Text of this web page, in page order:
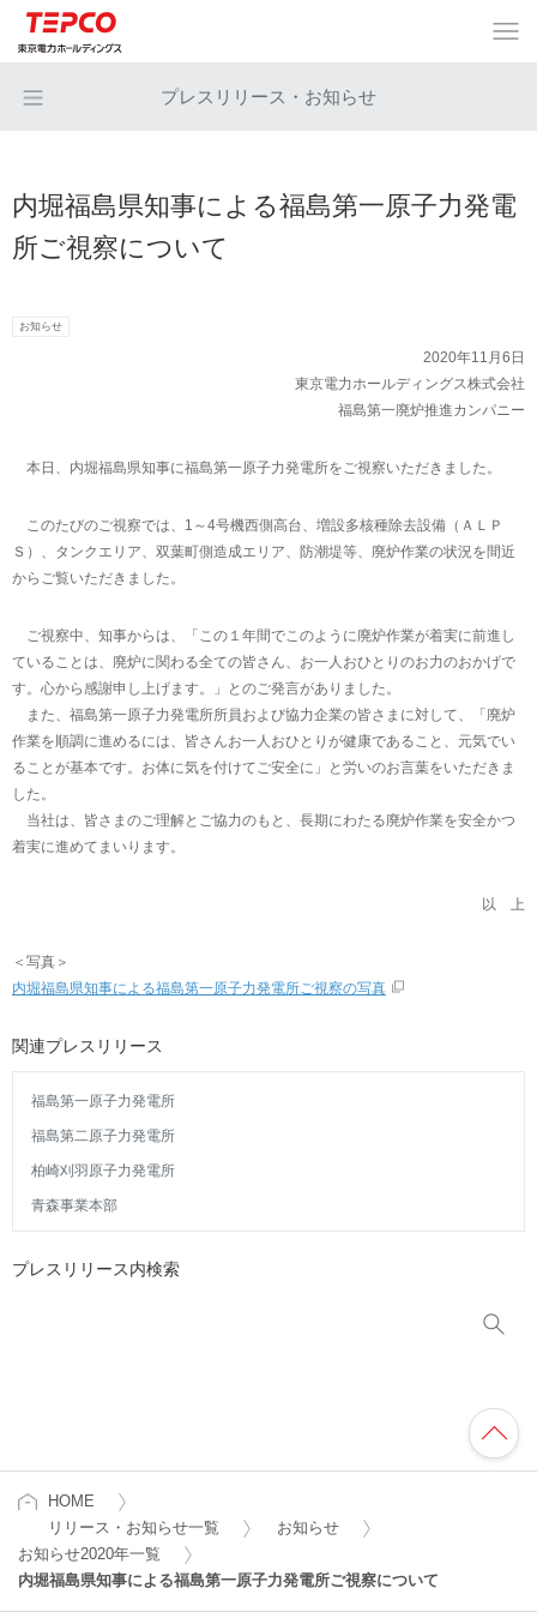
プレスリリース・お知らせ
内堀福島県知事による福島第一原子力発電
所ご視察について
お知らせ
2020年11月6日
東京電力ホールディングス株式会社
福島第一廃炉推進カンパニー
本日、内堀福島県知事に福島第一原子力発電所をご視察いただきました。
このたびのご視察では、1～4号機西側高台、増設多核種除去設備（ＡＬＰ
Ｓ）、タンクエリア、双葉町側造成エリア、防潮堤等、廃炉作業の状況を間近
からご覧いただきました。
ご視察中、知事からは、「この１年間でこのように廃炉作業が着実に前進し
ていることは、廃炉に関わる全ての皆さん、お一人おひとりのお力のおかげで
す。心から感謝申し上げます。」とのご発言がありました。
また、福島第一原子力発電所所員および協力企業の皆さまに対して、「廃炉
作業を順調に進めるには、皆さんお一人おひとりが健康であること、元気でい
ることが基本です。お体に気を付けてご安全に」と労いのお言葉をいただきま
した。
当社は、皆さまのご理解とご協力のもと、長期にわたる廃炉作業を安全かつ
着実に進めてまいります。
以 上
＜写真＞
内堀福島県知事による福島第一原子力発電所ご視察の写真
関連プレスリリース
福島第一原子力発電所
福島第二原子力発電所
柏崎刈羽原子力発電所
青森事業本部
プレスリリース内検索
HOME
リリース・お知らせ一覧
お知らせ
お知らせ2020年一覧
内堀福島県知事による福島第一原子力発電所ご視察について